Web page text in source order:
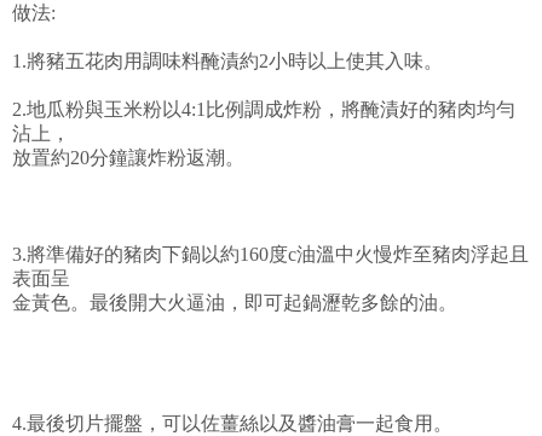
做法:
1.將豬五花肉用調味料醃漬約2小時以上使其入味。
2.地瓜粉與玉米粉以4:1比例調成炸粉，將醃漬好的豬肉均勻
沾上，
放置約20分鐘讓炸粉返潮。
3.將準備好的豬肉下鍋以約160度c油溫中火慢炸至豬肉浮起且
表面呈
金黃色。最後開大火逼油，即可起鍋瀝乾多餘的油。
4.最後切片擺盤，可以佐薑絲以及醬油膏一起食用。